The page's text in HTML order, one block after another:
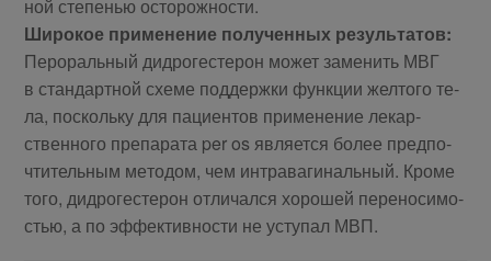
ной сте­пе­нью осто­рож­ности.
Ши­ро­кое при­ме­не­ние по­лу­чен­ных ре­зуль­та­тов:
Пе­ро­раль­ный дид­ро­ге­сте­рон мо­жет за­ме­нить МВГ
в стан­дарт­ной схе­ме под­держ­ки функ­ции жел­то­го те­
ла, по­сколь­ку для па­ци­ен­тов при­ме­не­ние ле­кар­
ствен­но­го пре­па­ра­та per os яв­ля­ет­ся бо­лее пред­по­
чти­тель­ным ме­то­дом, чем ин­тра­ва­ги­наль­ный. Кро­ме
то­го, дид­ро­ге­сте­рон от­ли­чал­ся хо­ро­шей пе­ре­но­си­мо­
стью, а по эф­фек­тив­но­сти не усту­пал МВП.